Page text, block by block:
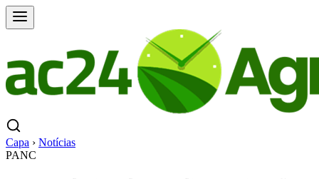
Capa › Notícias
PANC